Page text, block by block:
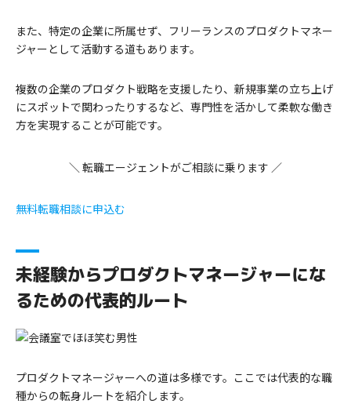
また、特定の企業に所属せず、フリーランスのプロダクトマネー
ジャーとして活動する道もあります。
複数の企業のプロダクト戦略を支援したり、新規事業の立ち上げ
にスポットで関わったりするなど、専門性を活かして柔軟な働き
方を実現することが可能です。
＼ 転職エージェントがご相談に乗ります ／
無料転職相談に申込む
未経験からプロダクトマネージャーにな
るための代表的ルート
プロダクトマネージャーへの道は多様です。ここでは代表的な職
種からの転身ルートを紹介します。